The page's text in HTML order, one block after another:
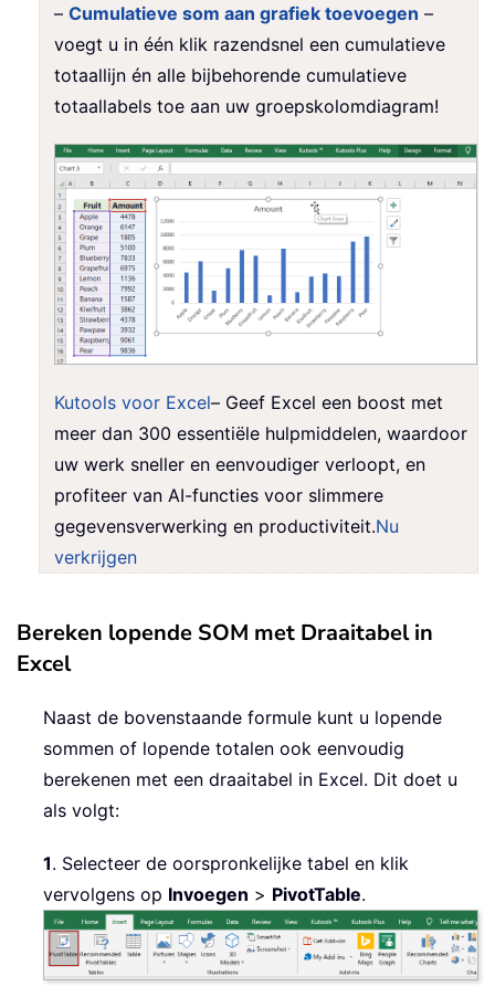
– Cumulatieve som aan grafiek toevoegen –
voegt u in één klik razendsnel een cumulatieve
totaallijn én alle bijbehorende cumulatieve
totaallabels toe aan uw groepskolomdiagram!
Kutools voor Excel– Geef Excel een boost met
meer dan 300 essentiële hulpmiddelen, waardoor
uw werk sneller en eenvoudiger verloopt, en
profiteer van AI-functies voor slimmere
gegevensverwerking en productiviteit.Nu
verkrijgen
Bereken lopende SOM met Draaitabel in
Excel
Naast de bovenstaande formule kunt u lopende
sommen of lopende totalen ook eenvoudig
berekenen met een draaitabel in Excel. Dit doet u
als volgt:
1. Selecteer de oorspronkelijke tabel en klik
vervolgens op Invoegen > PivotTable.